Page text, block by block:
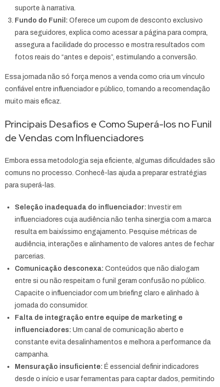
suporte à narrativa.
Fundo do Funil: Oferece um cupom de desconto exclusivo
para seguidores, explica como acessar a página para compra,
assegura a facilidade do processo e mostra resultados com
fotos reais do “antes e depois”, estimulando a conversão.
Essa jornada não só força menos a venda como cria um vínculo
confiável entre influenciador e público, tornando a recomendação
muito mais eficaz.
Principais Desafios e Como Superá-los no Funil
de Vendas com Influenciadores
Embora essa metodologia seja eficiente, algumas dificuldades são
comuns no processo. Conhecê-las ajuda a preparar estratégias
para superá-las.
Seleção inadequada do influenciador: Investir em
influenciadores cuja audiência não tenha sinergia com a marca
resulta em baixíssimo engajamento. Pesquise métricas de
audiência, interações e alinhamento de valores antes de fechar
parcerias.
Comunicação desconexa: Conteúdos que não dialogam
entre si ou não respeitam o funil geram confusão no público.
Capacite o influenciador com um briefing claro e alinhado à
jornada do consumidor.
Falta de integração entre equipe de marketing e
influenciadores: Um canal de comunicação aberto e
constante evita desalinhamentos e melhora a performance da
campanha.
Mensuração insuficiente: É essencial definir indicadores
desde o início e usar ferramentas para captar dados, permitindo